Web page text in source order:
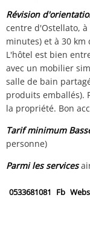
Révision
centre d'Ostellato,
minutes) et à 30
L'hôtel est bien
avec un mobilier
salle de bain
produits emballés).
la propriété. Bon
Tarif minimum
personne)
Parmi les services
0533681081 Fb